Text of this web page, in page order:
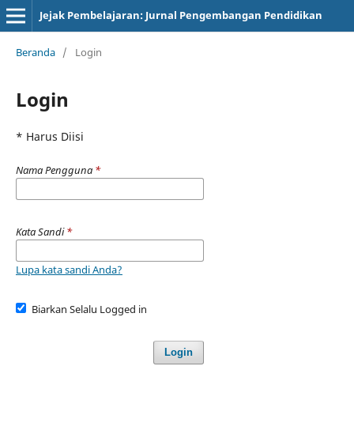
Jejak Pembelajaran: Jurnal Pengembangan Pendidikan
Beranda / Login
Login
* Harus Diisi
Nama Pengguna *
Kata Sandi*
Lupa kata sandi Anda?
Biarkan Selalu Logged in
Login